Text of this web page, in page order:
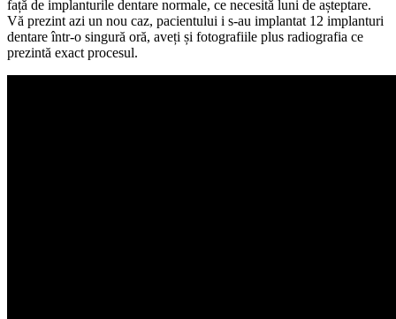
față de implanturile dentare normale, ce necesită luni de așteptare.
Vă prezint azi un nou caz, pacientului i s-au implantat 12 implanturi
dentare într-o singură oră, aveți și fotografiile plus radiografia ce
prezintă exact procesul.